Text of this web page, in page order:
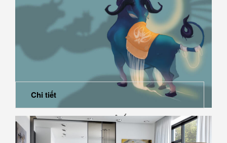
Phong thủy phòng khách tuổi Ất Sửu năm 1985
Chi tiết